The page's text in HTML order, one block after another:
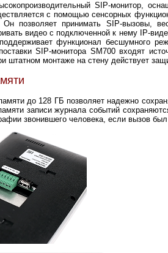
SIP-монитор,
с помощью сенсорных
позволяет принимать SIP-вызовы,
видео с подключенной к нему IP-
функционал бесшумного
SIP-монитора SM700 входят
штатном монтаже на стену действует
до 128 ГБ позволяет надежно
записи журнала событий
звонившего человека, если вызов